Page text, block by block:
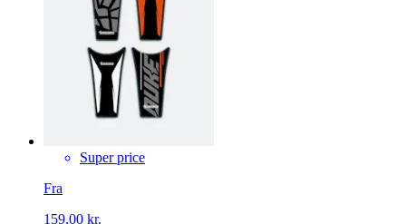
Super price
Fra
159,00 kr.